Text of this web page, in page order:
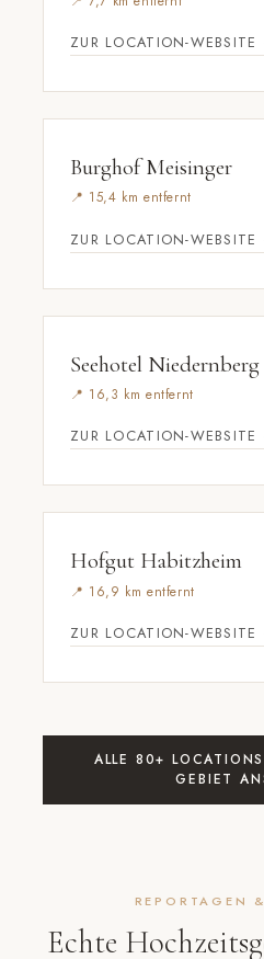
ZUR LOCATION-
Burghof Meisinger
📍 15,4 km entfernt
ZUR LOCATION-
Seehotel Niedernberg
📍 16,3 km entfernt
ZUR LOCATION-
Hofgut Habitzheim
📍 16,9 km entfernt
ZUR LOCATION-
ALLE 80+
GEBIET
REPORTAGEN
Echte